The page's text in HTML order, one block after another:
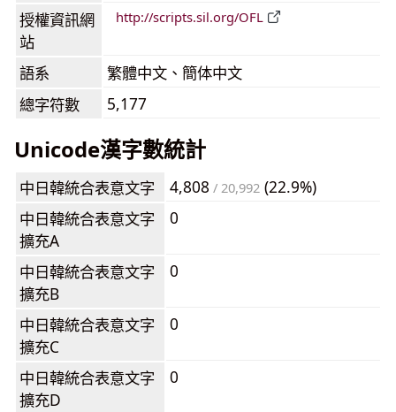
授權資訊網
站
http://scripts.sil.org/OFL
語系
繁體中文、簡体中文
總字符數
5,177
Unicode漢字數統計
中日韓統合表意文字 4,808 / 20,992 (22.9%)
中日韓統合表意文字
擴充A
0
中日韓統合表意文字
擴充B
0
中日韓統合表意文字
擴充C
0
中日韓統合表意文字
擴充D
0